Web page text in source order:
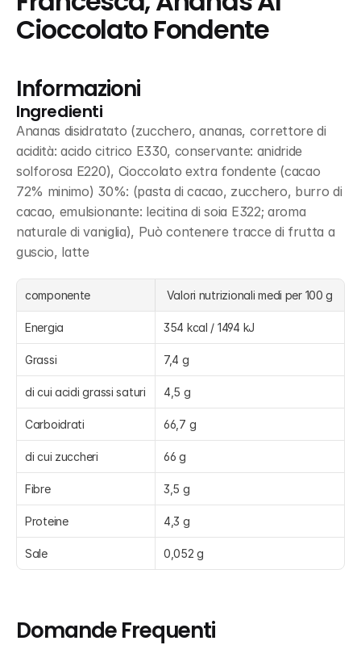
Cioccolato Fondente
Informazioni
Ingredienti
Ananas disidratato (zucchero, ananas, correttore di
acidità: acido citrico E330, conservante: anidride
solforosa E220), Cioccolato extra fondente (cacao
72% minimo) 30%: (pasta di cacao, zucchero, burro di
cacao, emulsionante: lecitina di soia E322; aroma
naturale di vaniglia), Può contenere tracce di frutta a
guscio, latte
componente Valori nutrizionali medi per 100 g
Energia 354 kcal / 1494 kJ
Grassi 7,4 g
di cui acidi grassi saturi 4,5 g
Carboidrati 66,7 g
di cui zuccheri 66 g
Fibre 3,5 g
Proteine 4,3 g
Sale 0,052 g
Domande Frequenti